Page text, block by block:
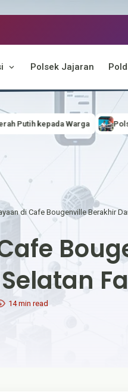
Polsek Jajaran
Polsek Badau Bagikan
14 min read